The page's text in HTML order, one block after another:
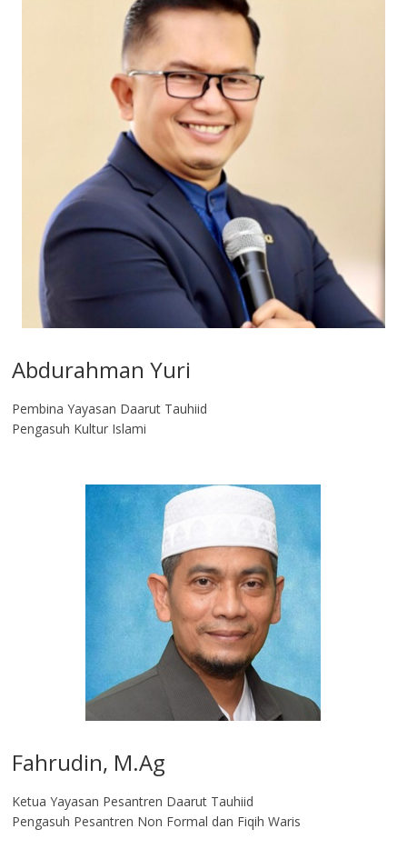
Abdurahman Yuri
Pembina Yayasan Daarut Tauhiid
Pengasuh Kultur Islami
Fahrudin, M.Ag​
Ketua Yayasan Pesantren Daarut Tauhiid
Pengasuh Pesantren Non Formal dan Fiqih Waris